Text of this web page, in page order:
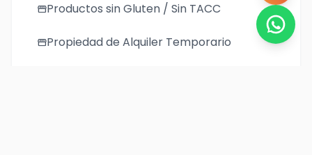
storefrontProductos sin Gluten / Sin TACC
storefrontPropiedad de Alquiler Temporario